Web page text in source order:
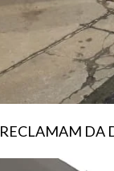
RECLAMAM DA